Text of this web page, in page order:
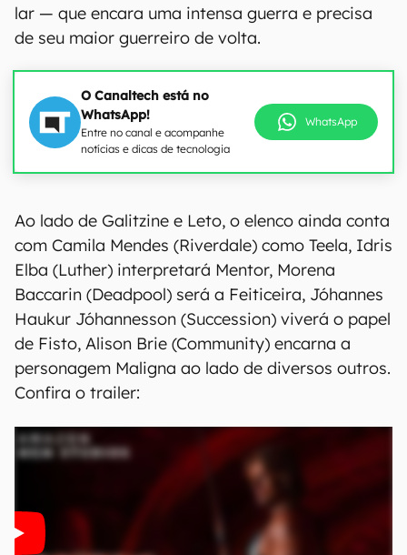
lar — que encara uma intensa guerra e precisa
de seu maior guerreiro de volta.
O Canaltech está no
WhatsApp!
Entre no canal e acompanhe
notícias e dicas de tecnologia
WhatsApp
Ao lado de Galitzine e Leto, o elenco ainda conta
com Camila Mendes (Riverdale) como Teela, Idris
Elba (Luther) interpretará Mentor, Morena
Baccarin (Deadpool) será a Feiticeira, Jóhannes
Haukur Jóhannesson (Succession) viverá o papel
de Fisto, Alison Brie (Community) encarna a
personagem Maligna ao lado de diversos outros.
Confira o trailer: